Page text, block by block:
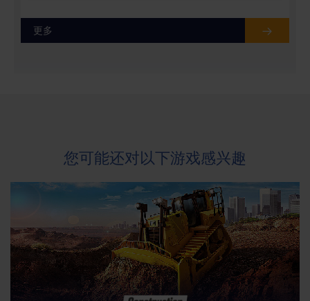
更多
您可能还对以下游戏感兴趣